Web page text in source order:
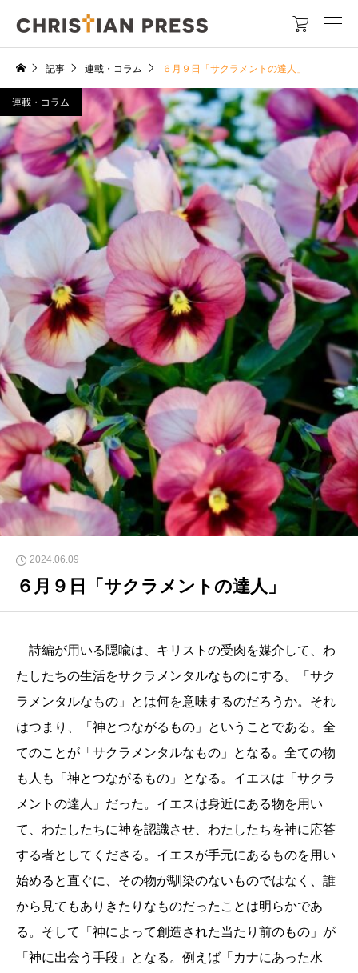

記事 連載・コラム ６月９日「サクラメントの達人」
連載・コラム
2024.06.09
６月９日「サクラメントの達人」
詩編が用いる隠喩は、キリストの受肉を媒介して、わ
たしたちの生活をサクラメンタルなものにする。「サク
ラメンタルなもの」とは何を意味するのだろうか。それ
はつまり、「神とつながるもの」ということである。全
てのことが「サクラメンタルなもの」となる。全ての物
も人も「神とつながるもの」となる。イエスは「サクラ
メントの達人」だった。イエスは身近にある物を用い
て、わたしたちに神を認識させ、わたしたちを神に応答
する者としてくださる。イエスが手元にあるものを用い
始めると直ぐに、その物が馴染のないものではなく、誰
から見てもありきたりなものだったことは明らかであ
る。そして「神によって創造された当たり前のもの」が
「神に出会う手段」となる。例えば「カナにあった水